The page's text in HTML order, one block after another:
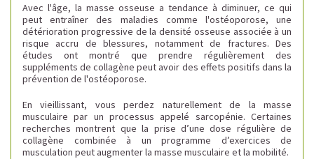
Avec l'âge, la masse osseuse a tendance à diminuer, ce qui
peut entraîner des maladies comme l'ostéoporose, une
détérioration progressive de la densité osseuse associée à un
risque accru de blessures, notamment de fractures. Des
études ont montré que prendre régulièrement des
suppléments de collagène peut avoir des effets positifs dans la
prévention de l'ostéoporose.
En vieillissant, vous perdez naturellement de la masse
musculaire par un processus appelé sarcopénie. Certaines
recherches montrent que la prise d’une dose régulière de
collagène combinée à un programme d’exercices de
musculation peut augmenter la masse musculaire et la mobilité.